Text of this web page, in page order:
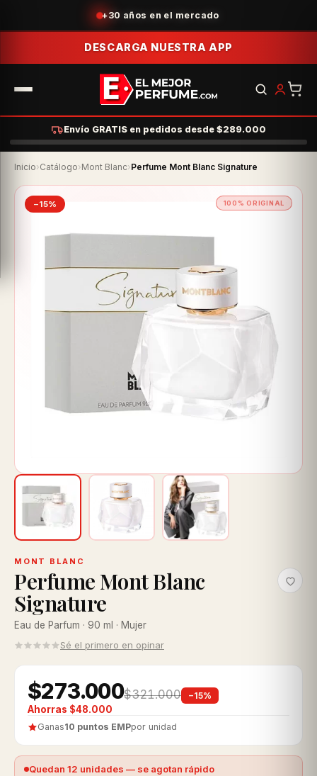
Acumula puntos con tus compras
DESCARGA NUESTRA APP
Envío GRATIS en pedidos desde $289.000
Inicio›Catálogo›Mont Blanc›Perfume Mont Blanc Signature
−15% 100% ORIGINAL
MONT BLANC
Perfume Mont Blanc
Signature
Eau de Parfum · 90 ml · Mujer
Sé el primero en opinar
$273.000$321.000 −15%
Ahorras $48.000
Ganas10 puntos EMPpor unidad
Quedan 12 unidades — se agotan rápido